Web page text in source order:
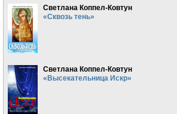
Светлана Коппел-Ковтун
«Сквозь тень»
Светлана Коппел-Ковтун
«Высекательница Искр»